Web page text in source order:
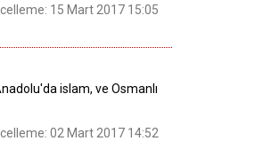
15 Mart 2017 15:05
islam, ve Osmanlı
02 Mart 2017 14:52